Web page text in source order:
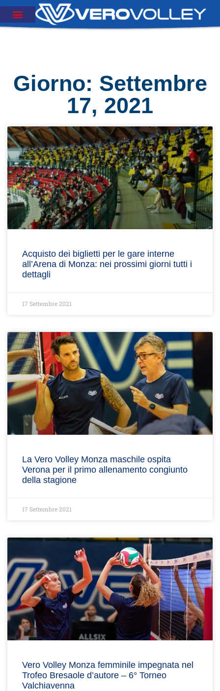
Giorno: Settembre
17, 2021
Acquisto dei biglietti per le gare interne
all’Arena di Monza: nei prossimi giorni tutti i
dettagli
17 Settembre 2021
La Vero Volley Monza maschile ospita
Verona per il primo allenamento congiunto
della stagione
17 Settembre 2021
Vero Volley Monza femminile impegnata nel
Trofeo Bresaole d’autore – 6° Torneo
Valchiavenna